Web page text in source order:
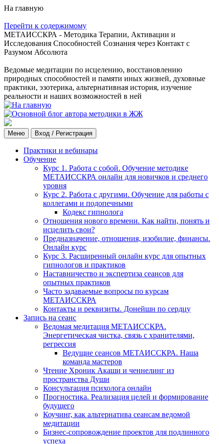
На главную
Перейти к содержимому
МЕТАИССКРА - Методика Терапии, Активации и
Исследования Способностей Сознания через Контакт с
Разумом Абсолюта
Ведомые медитации по исцелению, восстановлению
природных способностей и памяти иных жизней, духовные
практики, эзотерика, альтернативная история, изучение
реальности и наших возможностей в ней
Меню Вход / Регистрация
Практики и вебинары
Обучение
Курс 1. Работа с собой. Обучение методике
МЕТАИССКРА онлайн для новичков и среднего
уровня
Курс 2. Работа с другими. Обучение для работы с
коллегами и подопечными
Кодекс гипнолога
Отношения нового времени. Как найти, понять и
исцелить свои?
Предназначение, отношения, изобилие, финансы.
Онлайн курс
Курс 3. Расширенный онлайн курс для опытных
гипнологов и практиков
Наставничество и экспертиза сеансов для
опытных практиков
Часто задаваемые вопросы по курсам
МЕТАИССКРА
Контакты и реквизиты. Донейшн по сердцу
Запись на сеанс
Ведомая медитация МЕТАИССКРА.
Энергетическая чистка, связь с хранителями,
регрессия
Ведущие сеансов МЕТАИССКРА. Наша
команда мастеров
Чтение Хроник Акаши и ченнелинг из
пространства Души
Консультация психолога онлайн
Прогностика. Реализация целей и формирование
будущего
Коучинг, как альтернатива сеансам ведомой
медитации
Бизнес-сопровождение проектов для подлинного
успеха